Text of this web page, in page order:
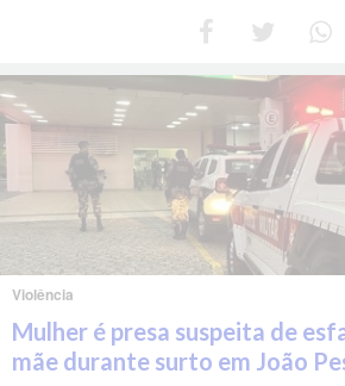
Violência
Mulher é presa suspeita de
mãe durante surto em João